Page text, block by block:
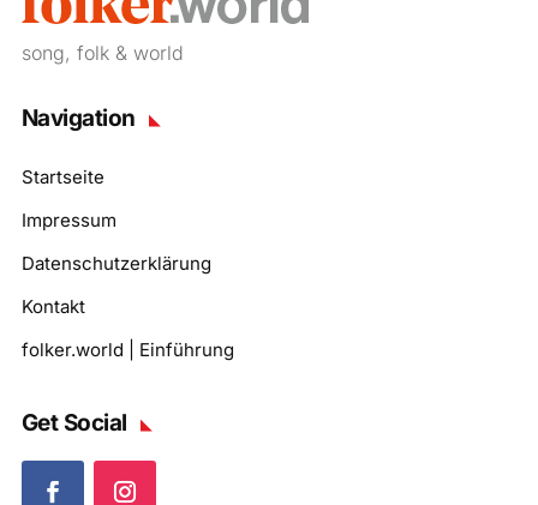
song, folk & world
Navigation
Startseite
Impressum
Datenschutzerklärung
Kontakt
folker.world | Einführung
Get Social